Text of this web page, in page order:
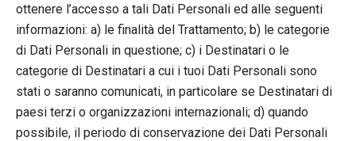
ottenere l’accesso a tali Dati Personali ed alle seguenti
informazioni: a) le finalità del Trattamento; b) le categorie
di Dati Personali in questione; c) i Destinatari o le
categorie di Destinatari a cui i tuoi Dati Personali sono
stati o saranno comunicati, in particolare se Destinatari di
paesi terzi o organizzazioni internazionali; d) quando
possibile, il periodo di conservazione dei Dati Personali